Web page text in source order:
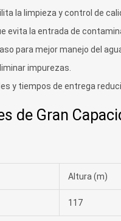
la limpieza y control de
evita la entrada de
para mejor manejo del
impurezas.
y tiempos de entrega
de Gran
Altura (m)
117